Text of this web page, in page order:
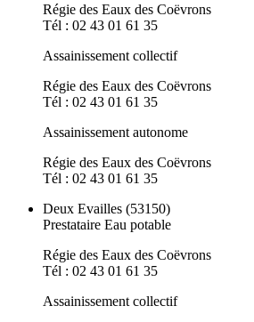
Régie des Eaux des Coëvrons
Tél : 02 43 01 61 35
Assainissement collectif
Régie des Eaux des Coëvrons
Tél : 02 43 01 61 35
Assainissement autonome
Régie des Eaux des Coëvrons
Tél : 02 43 01 61 35
Deux Evailles (53150)
Prestataire Eau potable
Régie des Eaux des Coëvrons
Tél : 02 43 01 61 35
Assainissement collectif